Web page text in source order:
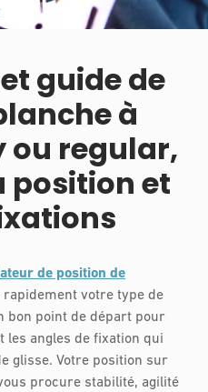
guide de
à
ou regular,
position et
de position de
votre type de
bon point de départ pour
les angles de fixation qui
glisse. Votre position sur
procure stabilité, agilité